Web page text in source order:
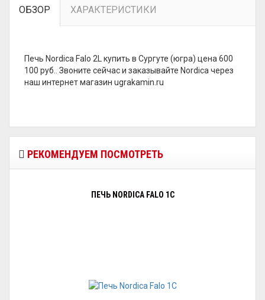
ОБЗОР ХАРАКТЕРИСТИКИ
Печь Nordica Falo 2L купить в Сургуте (югра) цена 600
100 руб.. Звоните сейчас и заказывайте Nordica через
наш интернет магазин ugrakamin.ru
РЕКОМЕНДУЕМ ПОСМОТРЕТЬ
ПЕЧЬ NORDICA FALO 1С